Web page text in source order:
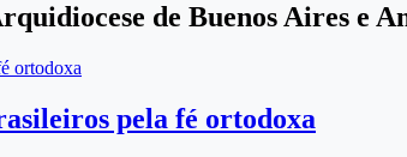
de Buenos Aires e
ortodoxa
pela fé ortodoxa